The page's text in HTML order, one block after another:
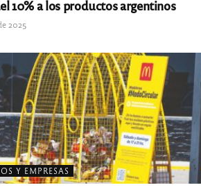
10% a los productos argentinos
2025
Y EMPRESAS